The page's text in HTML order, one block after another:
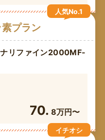
人気No.1
プラン
リファイン2000MF-
70. 8万円〜
イチオシ